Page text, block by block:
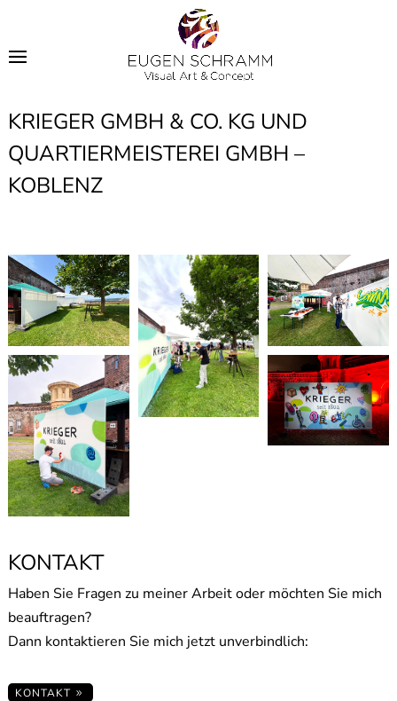
KRIEGER GMBH & CO. KG UND
QUARTIERMEISTEREI GMBH –
KOBLENZ
KONTAKT
Haben Sie Fragen zu meiner Arbeit oder möchten Sie mich
beauftragen?
Dann kontaktieren Sie mich jetzt unverbindlich:
KONTAKT